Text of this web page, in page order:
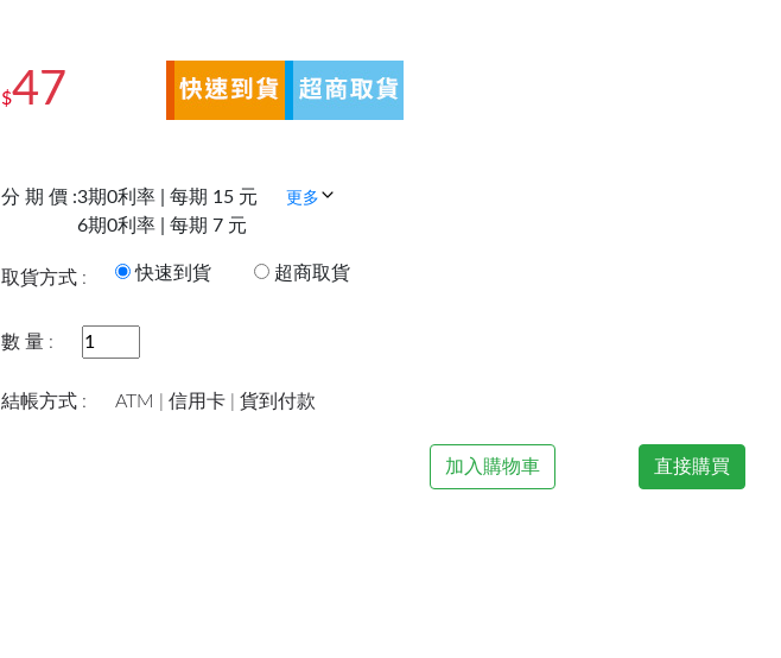
$47
分 期 價 :3期0利率 | 每期 15 元
6期0利率 | 每期 7 元
更多
取貨方式 : 快速到貨 超商取貨
數 量 :
結帳方式 : ATM | 信用卡 | 貨到付款
加入購物車 直接購買